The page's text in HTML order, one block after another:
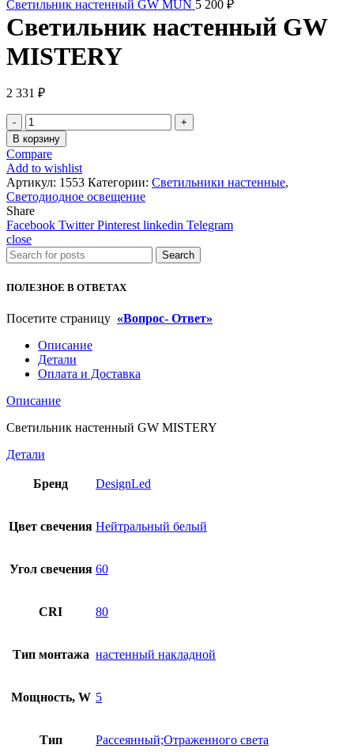
Светильник настенный GW MUN 5 200 ₽
Светильник настенный GW
MISTERY
2 331 ₽
Количество
товара
Светильник
настенный
GW
MISTERY
В корзину
Compare
Add to wishlist
Артикул: 1553 Категории: Светильники настенные,
Светодиодное освещение
Share
Facebook Twitter Pinterest linkedin Telegram
close
Search
ПОЛЕЗНОЕ В ОТВЕТАХ
Посетите страницу «Вопрос- Ответ»
Описание
Детали
Оплата и Доставка
Описание
Светильник настенный GW MISTERY
Детали
Бренд DesignLed
Цвет свечения Нейтральный белый
Угол свечения 60
CRI 80
Тип монтажа настенный накладной
Мощность, W 5
Тип Рассеянный;Отраженного света